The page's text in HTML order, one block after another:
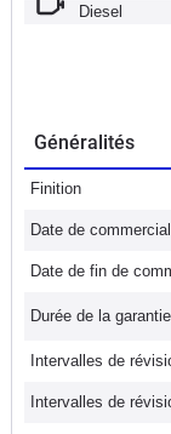
Diesel
Généralités
Finition
Date de
Date de fin de
Durée de la garantie
Intervalles de
Intervalles de